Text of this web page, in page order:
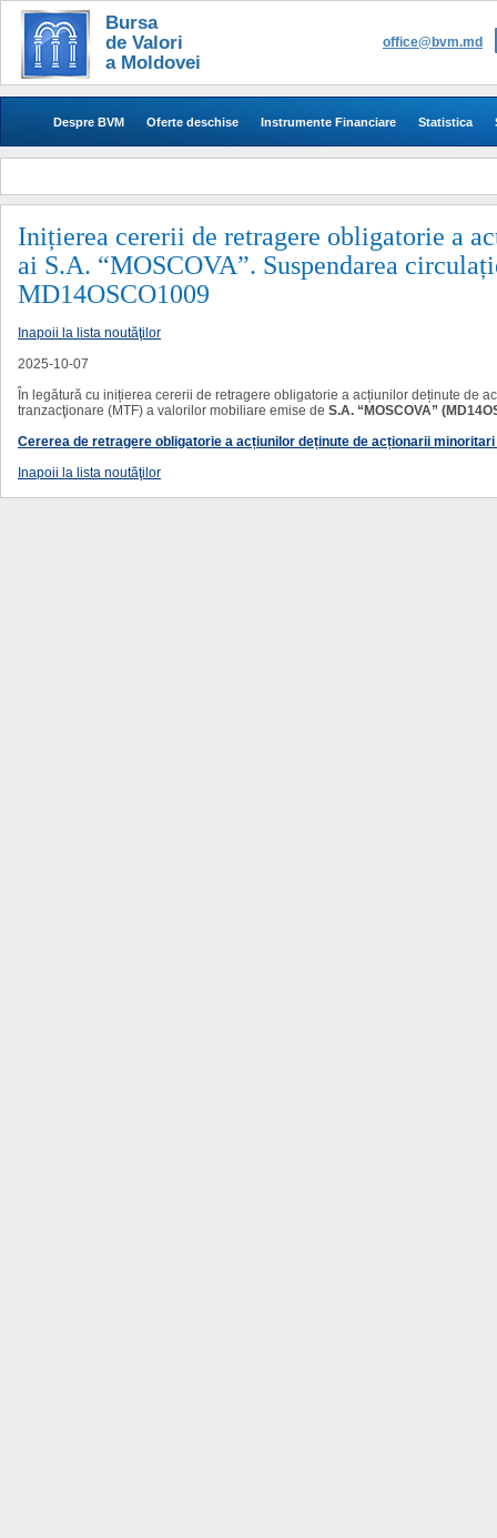
Bursa
de Valori
a Moldovei
office@bvm.md
Despre BVM Oferte deschise Instrumente Financiare Statistica
​​​​​Inițierea cererii de retragere obligatorie a
ai S.A. “MOSCOVA”. Suspendarea
MD14OSCO1009
Inapoii la lista noutăţilor
2025-10-07
În legătură cu inițierea cererii de retragere obligatorie a acțiunilor deținute de
tranzacţionare (MTF) a valorilor mobiliare emise de S.A. “MOSCOVA”
Cererea de retragere obligatorie a acțiunilor deținute de acționarii
Inapoii la lista noutăţilor